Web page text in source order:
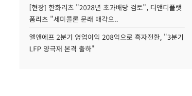
[현장] 한화리츠 "2028년 초과배당 검토", 디앤디플랫
폼리츠 "세미콜론 문래 매각으..
엘앤에프 2분기 영업이익 208억으로 흑자전환, "3분기
LFP 양극재 본격 출하"